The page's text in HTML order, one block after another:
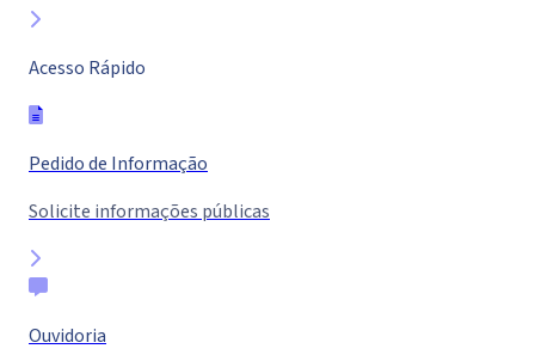
Acesso Rápido
Pedido de Informação
Solicite informações públicas
Ouvidoria